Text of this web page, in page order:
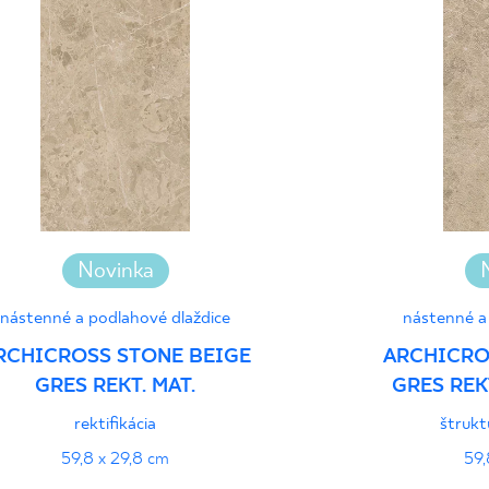
Certyfikat
wyrobu znakiem
Certyfikat
wyrobu znakiem
Novinka
nástenné a podlahové dlaždice
STONE BEIGE
GRES REKT. MAT.
rektifikácia
59,8 x 29,8 cm
nástenné
GRES